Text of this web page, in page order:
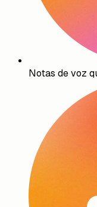
Notas de voz